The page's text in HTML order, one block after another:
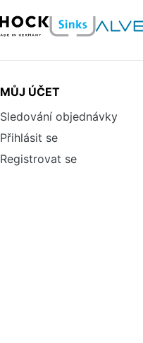
MŮJ ÚČET
Sledování objednávky
Přihlásit se
Registrovat se